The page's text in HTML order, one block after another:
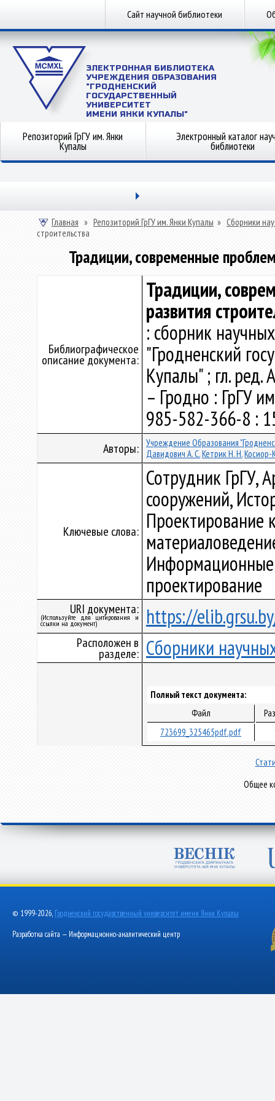
Сайт научной библиотеки
ЭЛЕКТРОННАЯ БИБЛИОТЕКА
УЧРЕЖДЕНИЯ ОБРАЗОВАНИЯ
"ГРОДНЕНСКИЙ
ГОСУДАРСТВЕННЫЙ
УНИВЕРСИТЕТ
ИМЕНИ ЯНКИ КУПАЛЫ"
Репозиторий ГрГУ им. Янки
Купалы
Электронный каталог
библиотеки
Главная » Репозиторий ГрГУ им. Янки Купалы » Сборники
строительства
Традиции, современные
Библиографическое
описание документа:
Традиции,
развития
: сборник
"Гродненский
Купалы" ; гл. ред.
– Гродно : ГрГУ
985-582-366-8 :
Авторы:
Учреждение Образования
Давидович А. С.Кетрик Н. Н.Косиор-
Ключевые слова:
Сотрудник ГрГУ,
сооружений,
Проектирование
Информационные
проектирование
URI документа:
(Используйте для цитирования и
ссылки на документ) https://
Расположен в
разделе: Сборники
Полный текст документа:
Файл
723699_325465pdf.pdf
Общее
© 1999-2026, Гродненский государственный университет имени Янки Купалы
Разработка сайта — Информационно-аналитический центр